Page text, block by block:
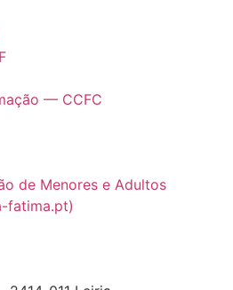
— CCFC
de Menores e Adultos
fatima.pt)